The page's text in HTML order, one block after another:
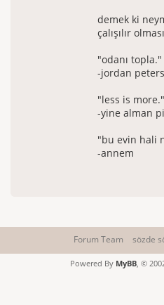
demek ki
çalışılır
"odanı topla."
-jordan
"less is more."
-yine alman
"bu evin hali
-annem
Forum Team sözde
Powered By MyBB, ©